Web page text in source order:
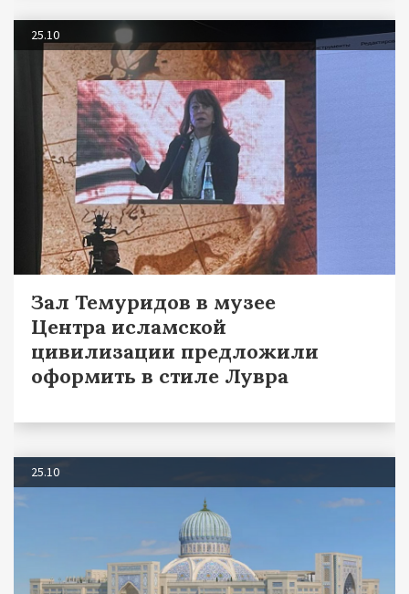
25.10
Зал Темуридов в музее
Центра исламской
цивилизации предложили
оформить в стиле Лувра
25.10